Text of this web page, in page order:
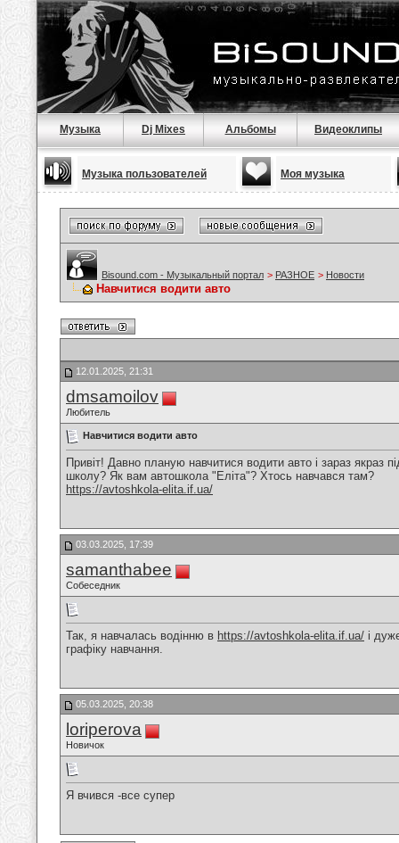
Музыка Dj Mixes Альбомы Видеоклипы
Музыка пользователей Моя музыка
Bisound.com - Музыкальный портал > РАЗНОЕ > Новости
Навчитися водити авто
12.01.2025, 21:31
dmsamoilov
Любитель
Навчитися водити авто
Привіт! Давно планую навчитися водити авто і зараз
школу? Як вам автошкола "Еліта"? Хтось навчався там?
https://avtoshkola-elita.if.ua/
03.03.2025, 17:39
samanthabee
Собеседник
Так, я навчалась водінню в https://avtoshkola-elita.if.ua/ і
графіку навчання.
05.03.2025, 20:38
loriperova
Новичок
Я вчився -все супер